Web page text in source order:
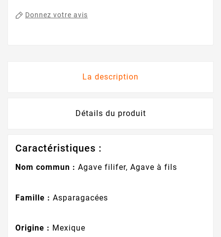
Donnez votre avis
La description
Détails du produit
Caractéristiques :
Nom commun : Agave filifer, Agave à fils
Famille : Asparagacées
Origine : Mexique